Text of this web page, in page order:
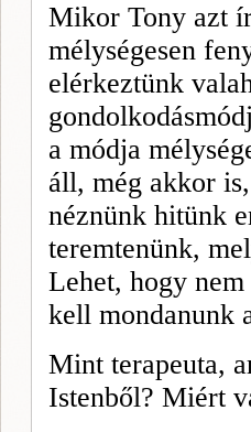
Mikor Tony azt
mélységesen
elérkeztünk
a módja
áll, még akkor
néznünk hitünk
teremtenünk,
Lehet, hogy
kell mondanunk
Mint terapeuta,
Istenből? Miért